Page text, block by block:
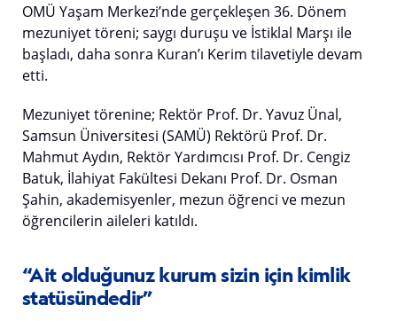
OMÜ Yaşam Merkezi’nde gerçekleşen 36. Dönem
mezuniyet töreni; saygı duruşu ve İstiklal Marşı ile
başladı, daha sonra Kuran’ı Kerim tilavetiyle devam
etti.
Mezuniyet törenine; Rektör Prof. Dr. Yavuz Ünal,
Samsun Üniversitesi (SAMÜ) Rektörü Prof. Dr.
Mahmut Aydın, Rektör Yardımcısı Prof. Dr. Cengiz
Batuk, İlahiyat Fakültesi Dekanı Prof. Dr. Osman
Şahin, akademisyenler, mezun öğrenci ve mezun
öğrencilerin aileleri katıldı.
“Ait olduğunuz kurum sizin için kimlik
statüsündedir”